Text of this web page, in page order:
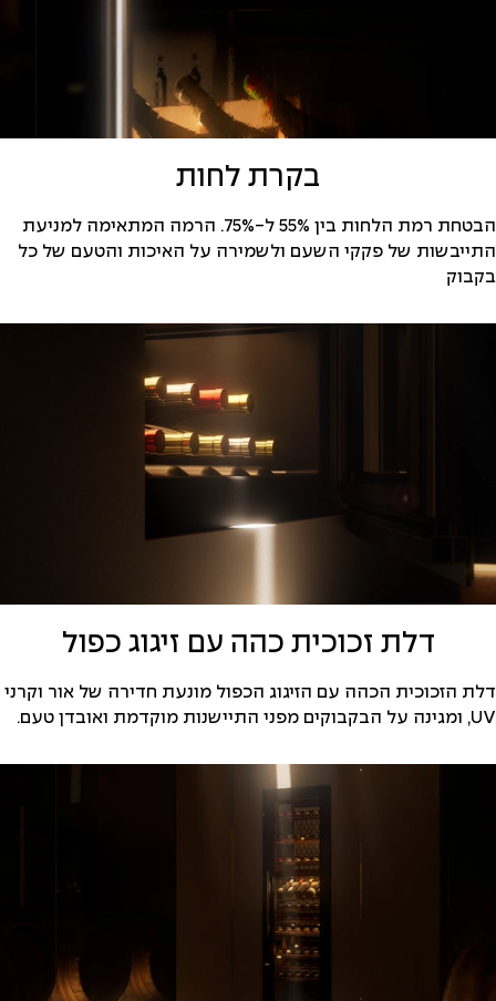
בקרת לחות
הבטחת רמת הלחות בין 55% ל-75%. הרמה המתאימה למניעת
התייבשות של פקקי השעם ולשמירה על האיכות והטעם של כל
בקבוק
דלת זכוכית כהה עם זיגוג כפול
דלת הזכוכית הכהה עם הזיגוג הכפול מונעת חדירה של אור וקרני
UV, ומגינה על הבקבוקים מפני התיישנות מוקדמת ואובדן טעם.